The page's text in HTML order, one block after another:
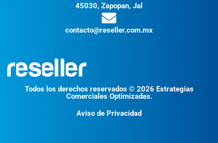
45030, Zapopan, Jal
contacto@reseller.com.mx
Todos los derechos reservados © 2026 Estrategias
Comerciales Optimizadas.
Aviso de Privacidad